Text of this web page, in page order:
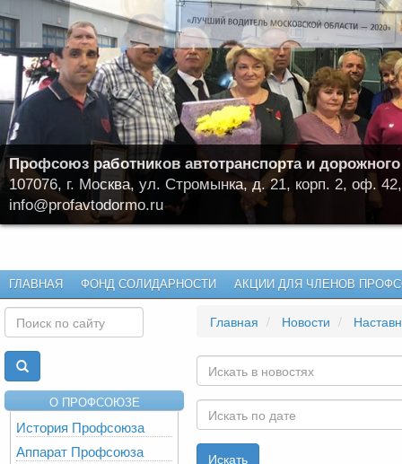
Профсоюз работников автотранспорта и
107076, г. Москва, ул. Стромынка, д. 21, корп. 2, оф.
info@profavtodormo.ru
ГЛАВНАЯ ФОНД СОЛИДАРНОСТИ АКЦИИ ДЛЯ ЧЛЕНОВ
О ПРОФСОЮЗЕ
История Профсоюза
Аппарат Профсоюза
Главная Новости